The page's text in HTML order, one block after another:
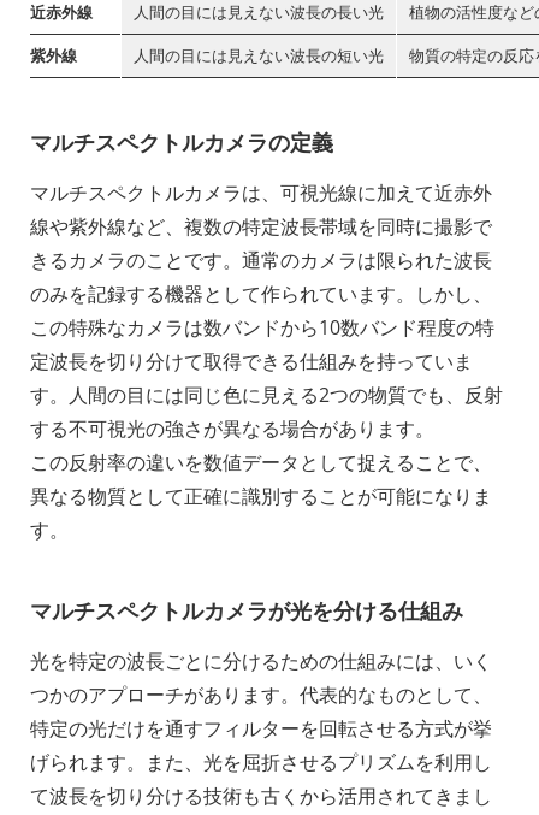
近赤外線
人間の目には見えない波長の長い光
植物の活性度な
紫外線
人間の目には見えない波長の短い光 物質の特定の反
マルチスペクトルカメラの定義
マルチスペクトルカメラは、可視光線に加えて近赤外
線や紫外線など、複数の特定波長帯域を同時に撮影で
きるカメラのことです。通常のカメラは限られた波長
のみを記録する機器として作られています。しかし、
この特殊なカメラは数バンドから10数バンド程度の特
定波長を切り分けて取得できる仕組みを持っていま
す。人間の目には同じ色に見える2つの物質でも、反射
する不可視光の強さが異なる場合があります。
この反射率の違いを数値データとして捉えることで、
異なる物質として正確に識別することが可能になりま
す。
マルチスペクトルカメラが光を分ける仕組み
光を特定の波長ごとに分けるための仕組みには、いく
つかのアプローチがあります。代表的なものとして、
特定の光だけを通すフィルターを回転させる方式が挙
げられます。また、光を屈折させるプリズムを利用し
て波長を切り分ける技術も古くから活用されてきまし